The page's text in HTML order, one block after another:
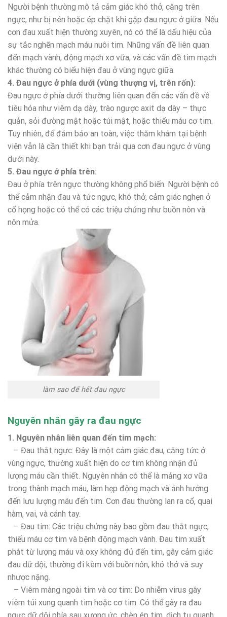
Người bệnh thường mô tả cảm giác khó thở, căng trên
ngực, như bị nén hoặc ép chặt khi gặp đau ngực ở giữa. Nếu
cơn đau xuất hiện thường xuyên, nó có thể là dấu hiệu của
sự tắc nghẽn mạch máu nuôi tim. Những vấn đề liên quan
đến mạch vành, động mạch xơ vữa, và các vấn đề tim mạch
khác thường có biểu hiện đau ở vùng ngực giữa.
4. Đau ngực ở phía dưới (vùng thượng vị, trên rốn):
Đau ngực ở phía dưới thường liên quan đến các vấn đề về
tiêu hóa như viêm dạ dày, trào ngược axit dạ dày – thực
quản, sỏi đường mật hoặc túi mật, hoặc thiếu máu cơ tim.
Tuy nhiên, để đảm bảo an toàn, việc thăm khám tại bệnh
viện vẫn là cần thiết khi bạn trải qua cơn đau ngực ở vùng
dưới này.
5. Đau ngực ở phía trên:
Đau ở phía trên ngực thường không phổ biến. Người bệnh có
thể cảm nhận đau và tức ngực, khó thở, cảm giác nghẹn ở
cổ họng hoặc có thể có các triệu chứng như buồn nôn và
nôn mửa.
làm sao để hết đau ngực
Nguyên nhân gây ra đau ngực
1. Nguyên nhân liên quan đến tim mạch:
– Đau thắt ngực: Đây là một cảm giác đau, căng tức ở
vùng ngực, thường xuất hiện do cơ tim không nhận đủ
lượng máu cần thiết. Nguyên nhân có thể là mảng xơ vữa
trong thành mạch máu, làm hẹp động mạch và ảnh hưởng
đến lưu lượng máu đến tim. Cơn đau thường lan ra cổ, quai
hàm, vai, và cánh tay.
– Đau tim: Các triệu chứng này bao gồm đau thắt ngực,
thiếu máu cơ tim và bệnh động mạch vành. Đau tim xuất
phát từ lượng máu và oxy không đủ đến tim, gây cảm giác
đau dữ dội, thường đi kèm với buồn nôn, khó thở và suy
nhược nặng.
– Viêm màng ngoài tim và cơ tim: Do nhiễm virus gây
viêm túi xung quanh tim hoặc cơ tim. Có thể gây ra đau